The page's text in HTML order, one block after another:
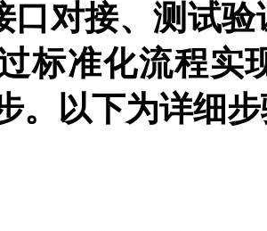
口对接、测试
标准化流程实
。以下为详细步